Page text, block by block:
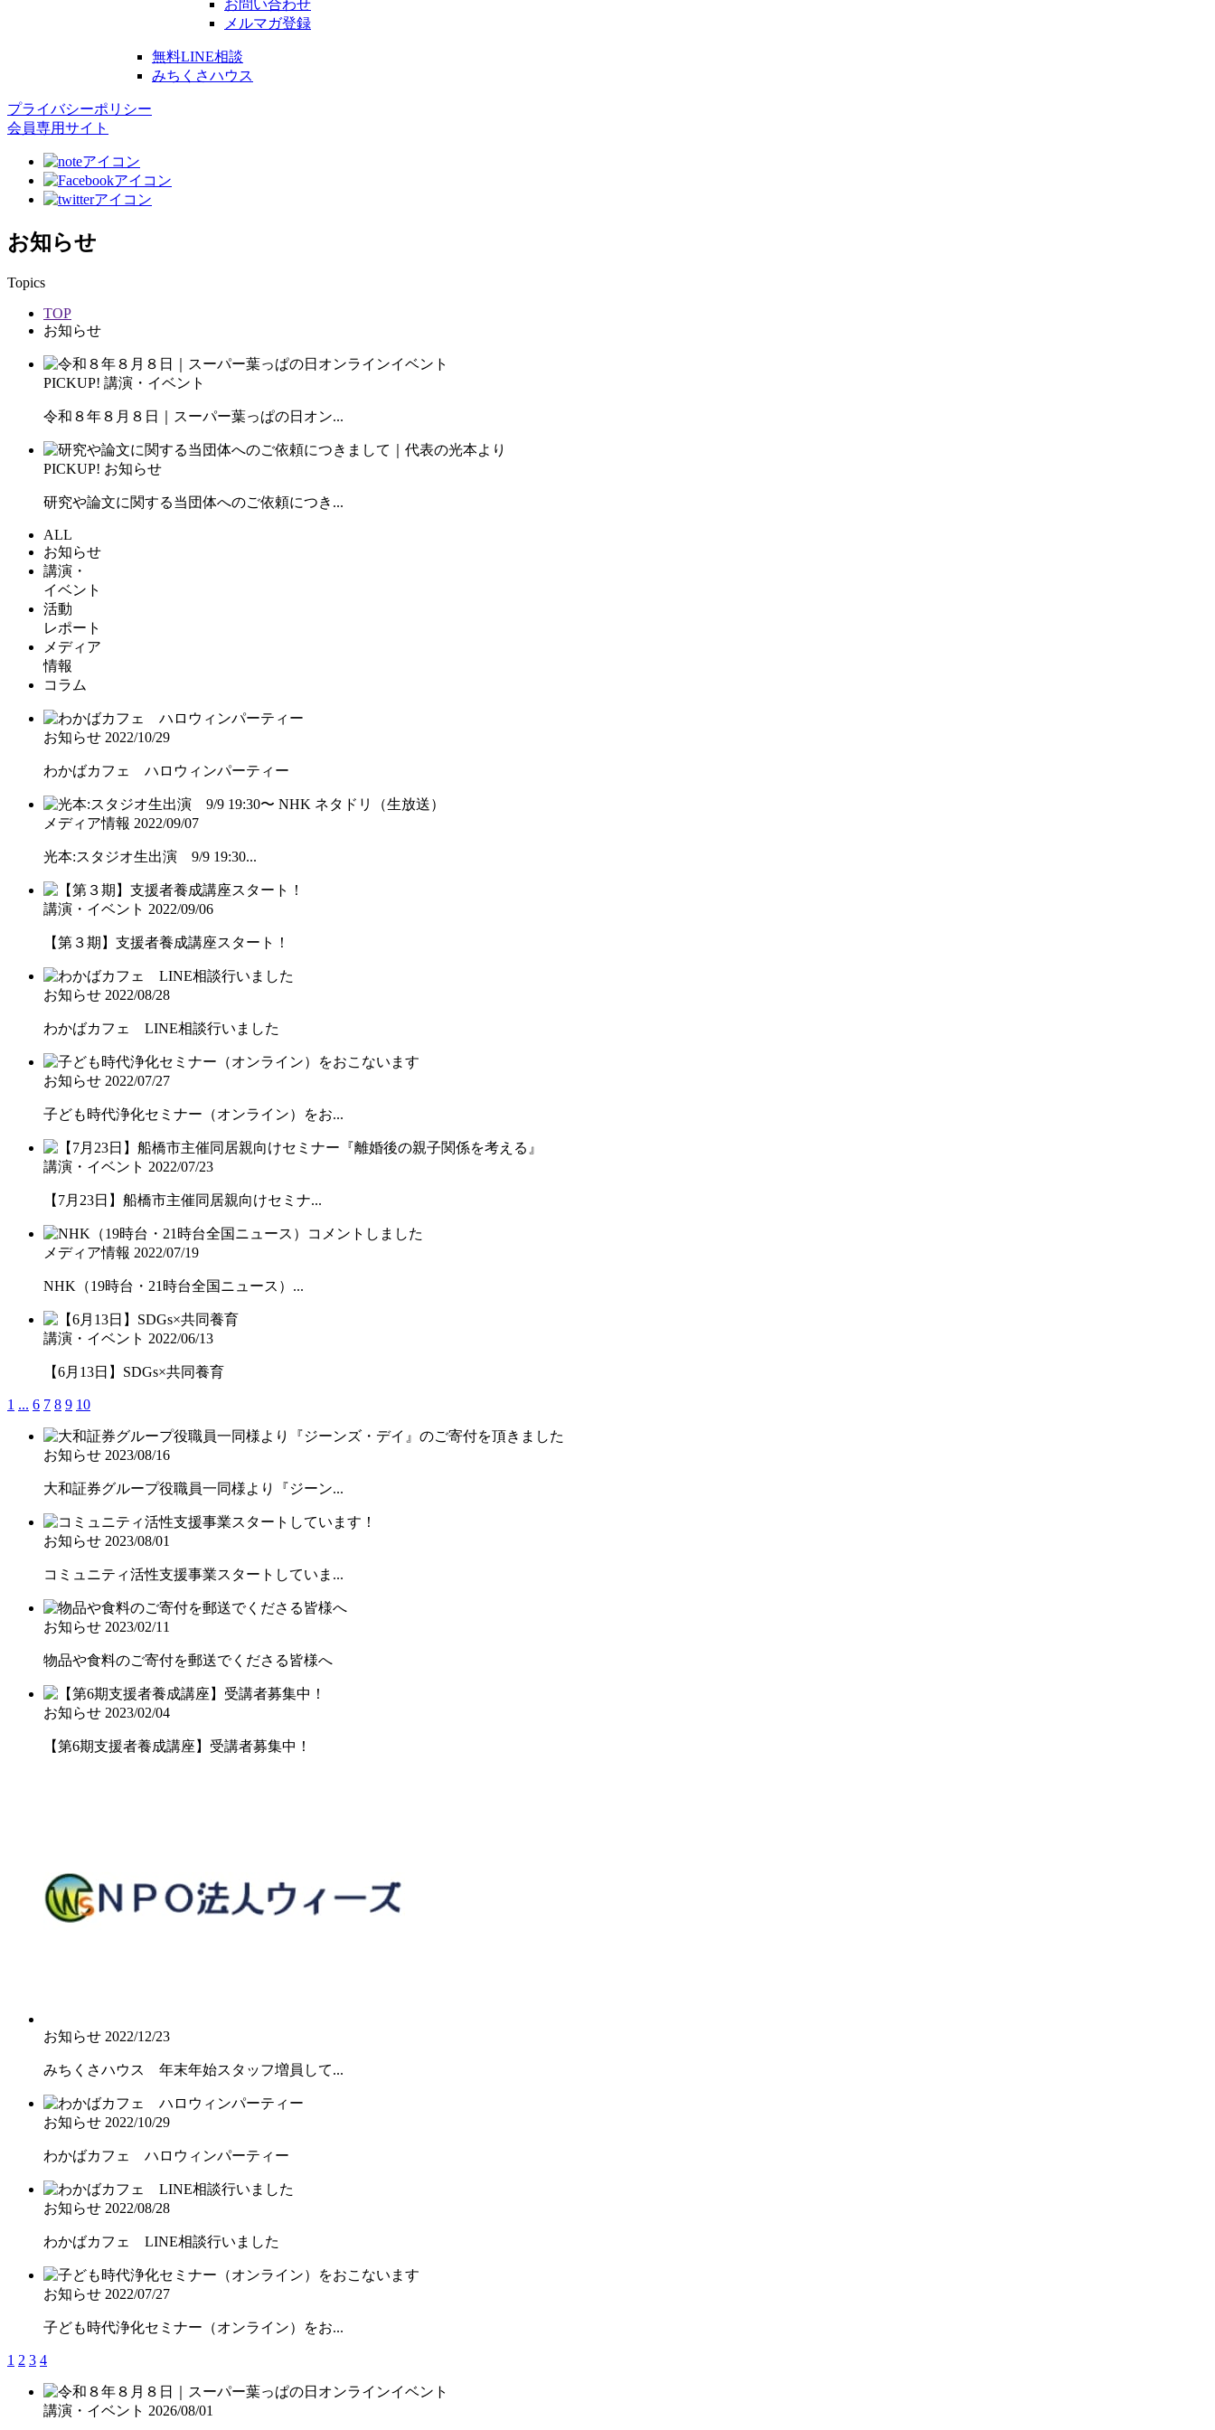
お問い合わせ
メルマガ登録
無料LINE相談
みちくさハウス
プライバシーポリシー
会員専用サイト
お知らせ
Topics
TOP
お知らせ
PICKUP! 講演・イベント
令和８年８月８日｜スーパー葉っぱの日オン...
PICKUP! お知らせ
研究や論文に関する当団体へのご依頼につき...
ALL
お知らせ
講演・
イベント
活動
レポート
メディア
情報
コラム
お知らせ 2022/10/29
わかばカフェ ハロウィンパーティー
メディア情報 2022/09/07
光本:スタジオ生出演 9/9 19:30...
講演・イベント 2022/09/06
【第３期】支援者養成講座スタート！
お知らせ 2022/08/28
わかばカフェ LINE相談行いました
お知らせ 2022/07/27
子ども時代浄化セミナー（オンライン）をお...
講演・イベント 2022/07/23
【7月23日】船橋市主催同居親向けセミナ...
メディア情報 2022/07/19
NHK（19時台・21時台全国ニュース）...
講演・イベント 2022/06/13
【6月13日】SDGs×共同養育
1 ... 6 7 8 9 10
お知らせ 2023/08/16
大和証券グループ役職員一同様より『ジーン...
お知らせ 2023/08/01
コミュニティ活性支援事業スタートしていま...
お知らせ 2023/02/11
物品や食料のご寄付を郵送でくださる皆様へ
お知らせ 2023/02/04
【第6期支援者養成講座】受講者募集中！
お知らせ 2022/12/23
みちくさハウス 年末年始スタッフ増員して...
お知らせ 2022/10/29
わかばカフェ ハロウィンパーティー
お知らせ 2022/08/28
わかばカフェ LINE相談行いました
お知らせ 2022/07/27
子ども時代浄化セミナー（オンライン）をお...
1 2 3 4
講演・イベント 2026/08/01